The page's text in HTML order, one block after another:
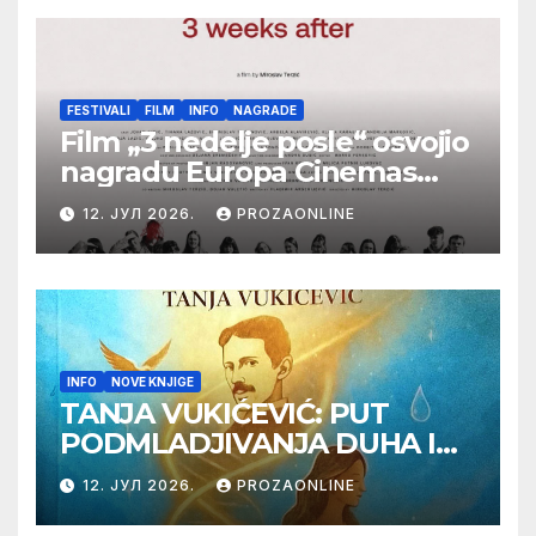
samizdat)
FESTIVALI FILM INFO NAGRADE
Film „3 nedelje posle“ osvojio
nagradu Europa Cinemas
Label na Filmskom festivalu
u Karlovim Varima
12. ЈУЛ 2026. PROZAONLINE
INFO NOVE KNJIGE
TANJA VUKIĆEVIĆ: PUT
PODMLADJIVANJA DUHA I
TELA SA TESLOM
12. ЈУЛ 2026. PROZAONLINE